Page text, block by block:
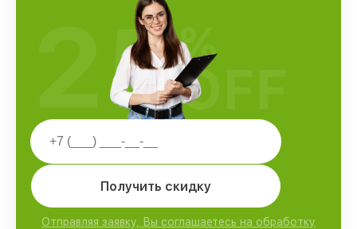
Получить скидку
Отправляя заявку, Вы соглашаетесь на обработку
25%
OFF